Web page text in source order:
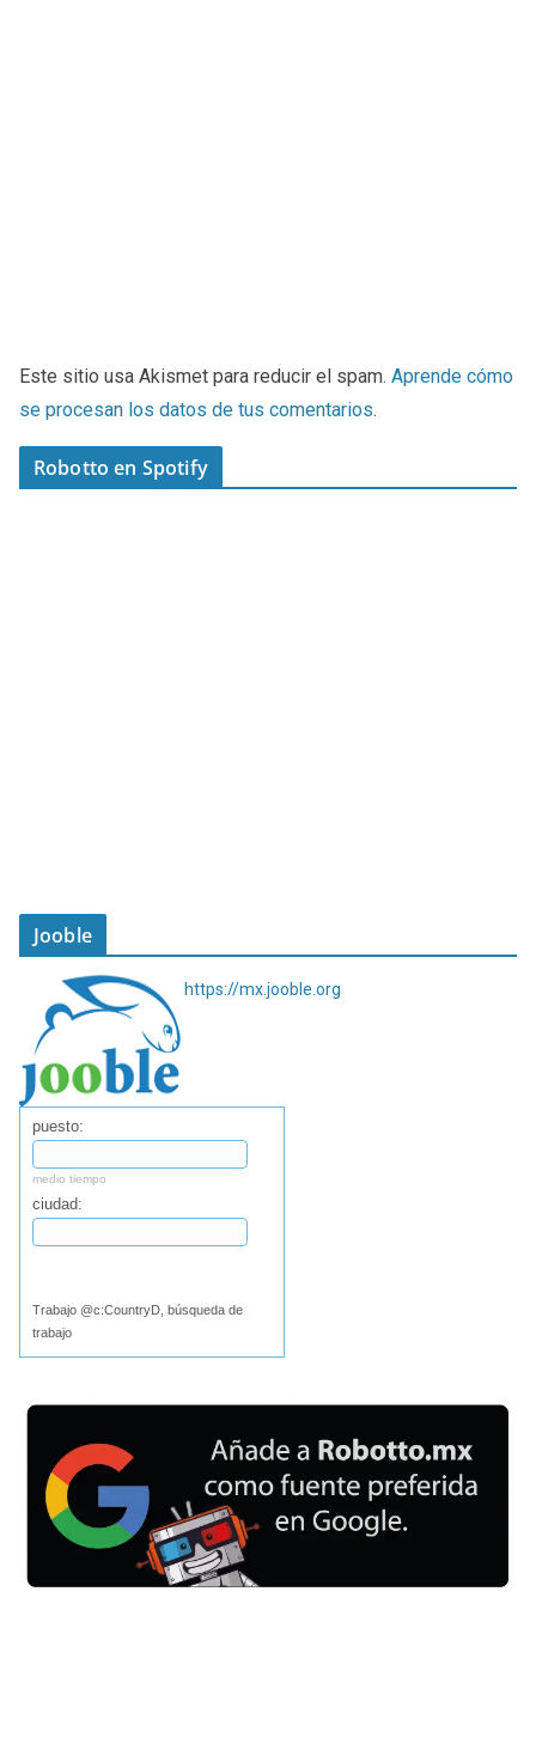
Este sitio usa Akismet para reducir el spam. Aprende cómo
se procesan los datos de tus comentarios.
Robotto en Spotify
Jooble
https://mx.jooble.org
puesto:
medio tiempo
ciudad:
Trabajo @c:CountryD, búsqueda de
trabajo